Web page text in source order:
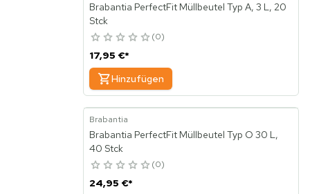
Brabantia PerfectFit Müllbeutel Typ A, 3 L, 20
Stck
0
17,95 €*
Hinzufügen
Brabantia
Brabantia PerfectFit Müllbeutel Typ O 30 L,
40 Stck
0
24,95 €*